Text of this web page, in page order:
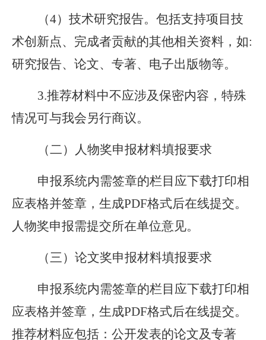
（4）技术研究报告。包括支持项目技
术创新点、完成者贡献的其他相关资料，如:
研究报告、论文、专著、电子出版物等。
3.推荐材料中不应涉及保密内容，特殊
情况可与我会另行商议。
（二）人物奖申报材料填报要求
申报系统内需签章的栏目应下载打印相
应表格并签章，生成PDF格式后在线提交。
人物奖申报需提交所在单位意见。
（三）论文奖申报材料填报要求
申报系统内需签章的栏目应下载打印相
应表格并签章，生成PDF格式后在线提交。
推荐材料应包括：公开发表的论文及专著